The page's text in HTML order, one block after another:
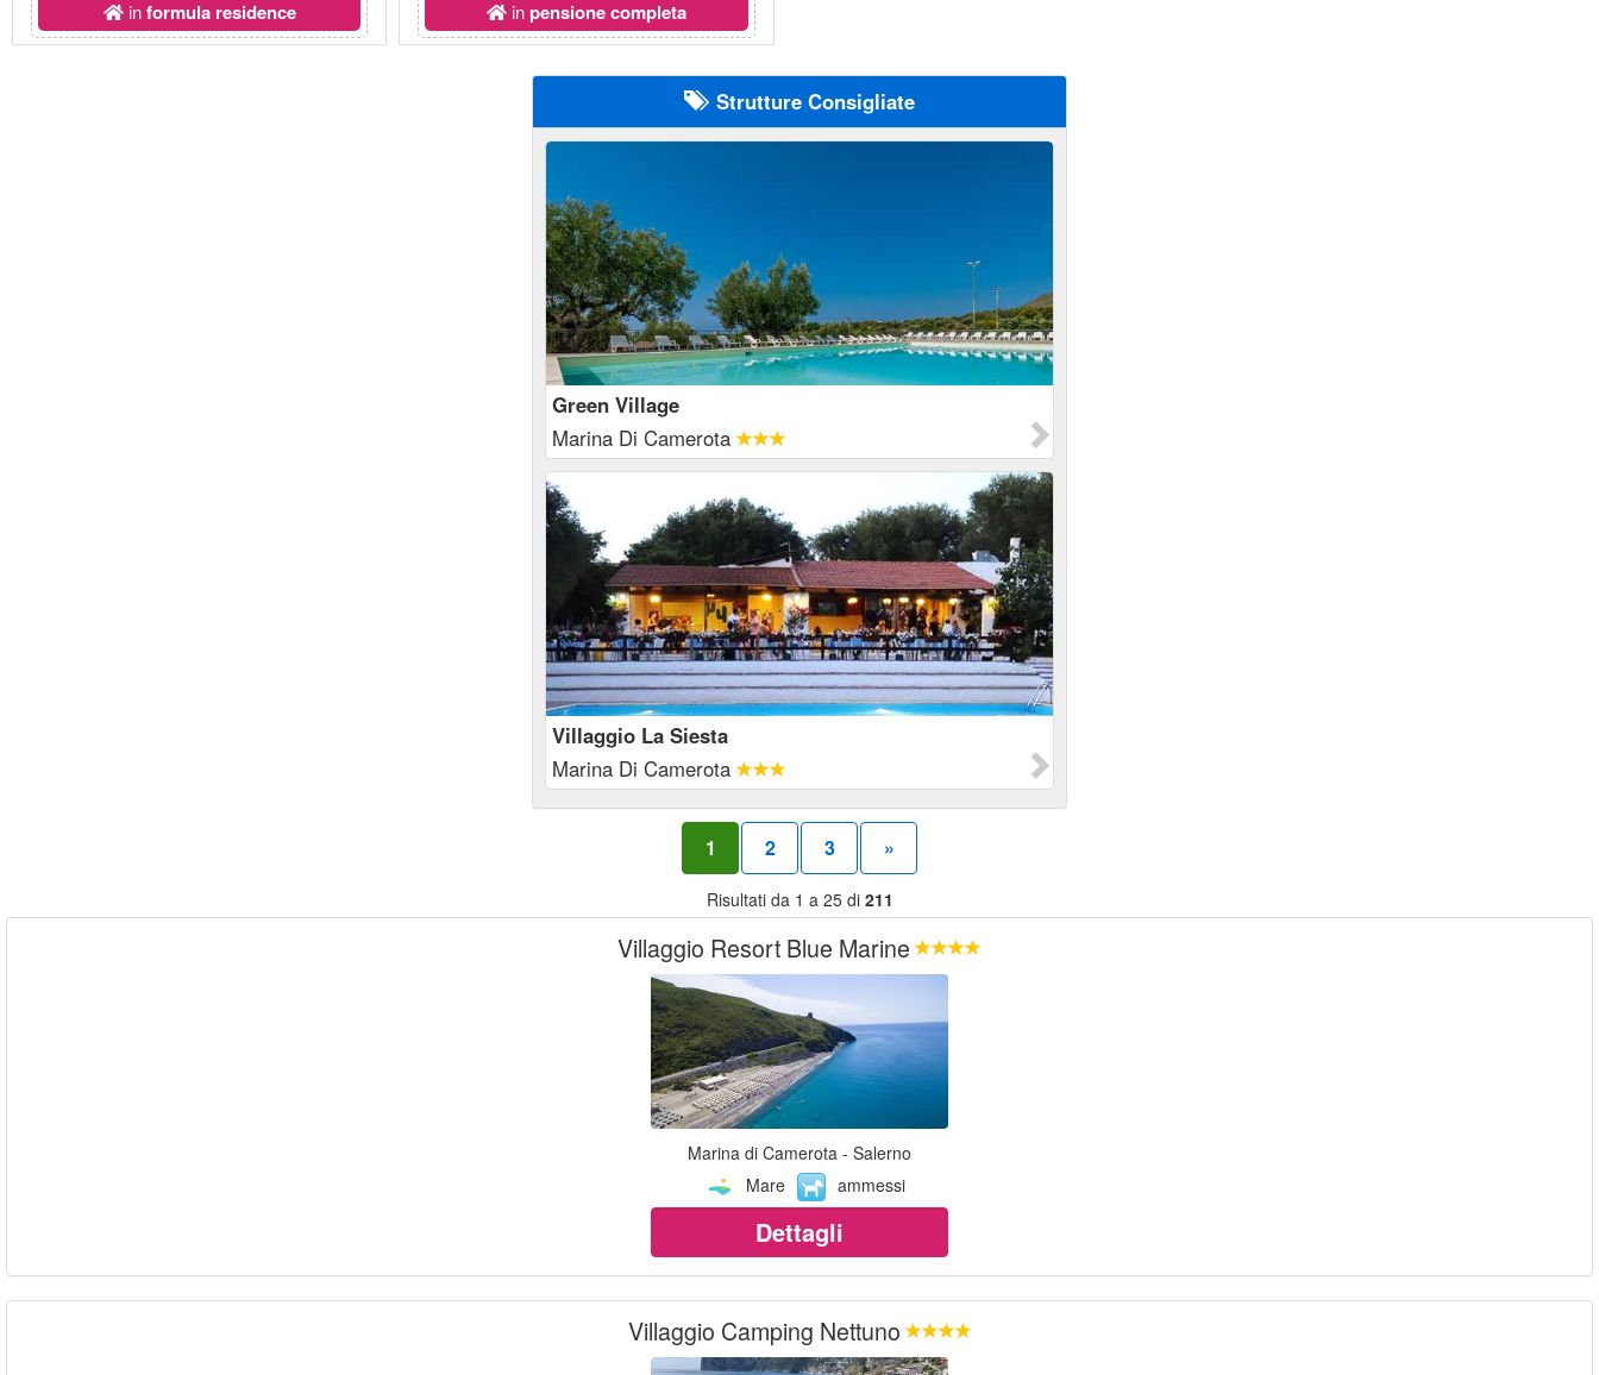
informula residence inpensione completa
Strutture Consigliate
Green Village
Marina Di Camerota
Villaggio La Siesta
Marina Di Camerota
1 2 3 »
Risultati da 1 a 25 di 211
Villaggio Resort Blue Marine
Marina di Camerota - Salerno
Mare
ammessi
Dettagli
Villaggio Camping Nettuno